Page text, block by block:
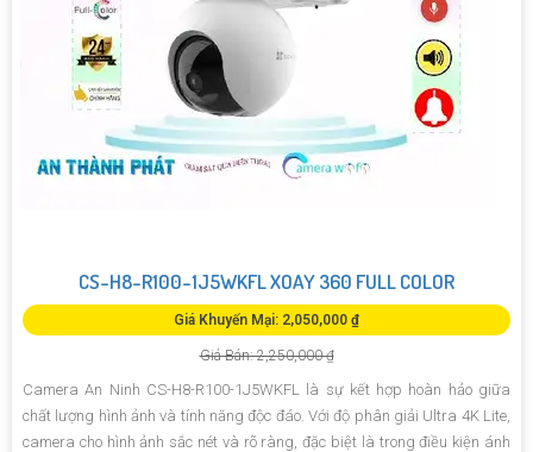
CS-H8-R100-1J5WKFL XOAY 360 FULL COLOR
Giá Khuyến Mại: 2,050,000 ₫
Giá Bán: 2,250,000 ₫
Camera An Ninh CS-H8-R100-1J5WKFL là sự kết hợp hoàn hảo giữa
chất lượng hình ảnh và tính năng độc đáo. Với độ phân giải Ultra 4K Lite,
camera cho hình ảnh sắc nét và rõ ràng, đặc biệt là trong điều kiện ánh